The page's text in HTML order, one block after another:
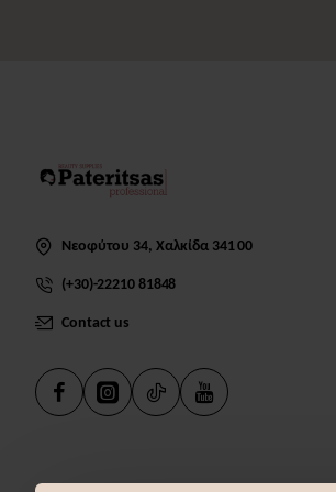
Νεοφύτου 34, Χαλκίδα 341 00
(+30)-22210 81848
Contact us